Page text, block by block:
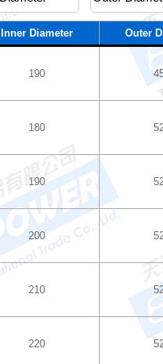
Inner Diameter Outer
190
180
190
200
210
220